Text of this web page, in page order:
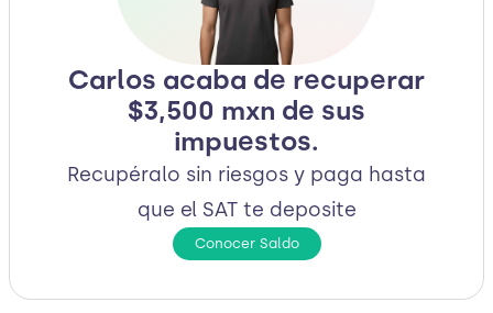
Carlos acaba de recuperar
$3,500 mxn de sus
impuestos.
Recupéralo sin riesgos y paga hasta
que el SAT te deposite
Conocer Saldo